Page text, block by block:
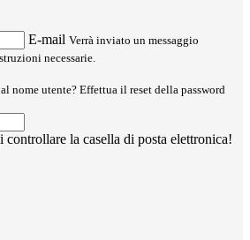
E-mail Verrà inviato un messaggio
necessarie.
nome utente? Effettua il reset della password
la casella di posta elettronica!